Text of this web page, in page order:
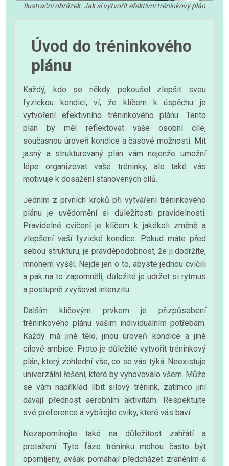
Ilustrační obrázek: Jak si vytvořit efektivní tréninkový plán
Úvod do tréninkového
plánu
Každý, kdo se někdy pokoušel zlepšit svou
fyzickou kondici, ví, že klíčem k úspěchu je
vytvoření efektivního tréninkového plánu. Tento
plán by měl reflektovat vaše osobní cíle,
současnou úroveň kondice a časové možnosti. Mít
jasný a strukturovaný plán vám nejenže umožní
lépe organizovat vaše tréninky, ale také vás
motivuje k dosažení stanovených cílů.
Jedním z prvních kroků při vytváření tréninkového
plánu je uvědomění si důležitosti pravidelnosti.
Pravidelné cvičení je klíčem k jakékoli změně a
zlepšení vaší fyzické kondice. Pokud máte před
sebou strukturu, je pravděpodobnost, že ji dodržíte,
mnohem vyšší. Nejde jen o to, abyste jednou cvičili
a pak na to zapomněli; důležité je udržet si rytmus
a postupně zvyšovat intenzitu.
Dalším klíčovým prvkem je přizpůsobení
tréninkového plánu vašim individuálním potřebám.
Každý má jiné tělo, jinou úroveň kondice a jiné
cílové ambice. Proto je důležité vytvořit tréninkový
plán, který zohlední vše, co se vás týká. Neexistuje
univerzální řešení, které by vyhovovalo všem. Může
se vám například líbit silový trénink, zatímco jiní
dávají přednost aerobním aktivitám. Respektujte
své preference a vybírejte cviky, které vás baví.
Nezapomínejte také na důležitost zahřátí a
protažení. Tyto fáze tréninku mohou často být
opomíjeny, avšak pomáhají předcházet zraněním a